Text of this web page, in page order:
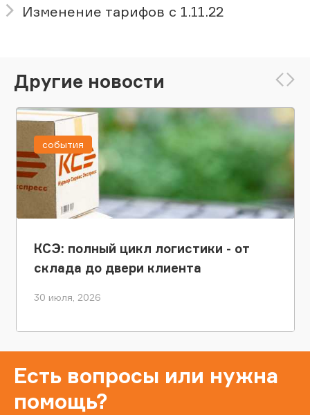
Изменение тарифов с 1.11.22
Другие новости
КСЭ: полный цикл логистики - от
склада до двери клиента
30 июля, 2026
события
Есть вопросы или нужна
помощь?